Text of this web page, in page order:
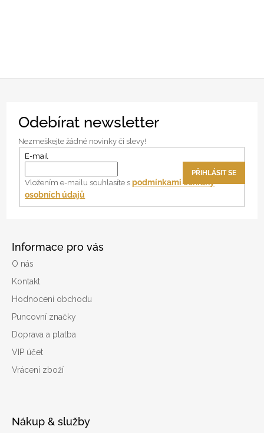
Informace pro vás
O nás
Kontakt
Hodnocení obchodu
Puncovní značky
Doprava a platba
VIP účet
Vrácení zboží
Nákup & služby
Odebírat newsletter
Nezmeškejte žádné novinky či slevy!
E-mail
Vložením e-mailu souhlasíte spodmínkami ochrany
osobních údajů
PŘIHLÁSIT SE